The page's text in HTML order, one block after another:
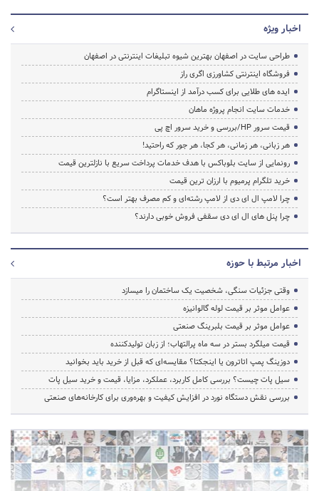
اخبار ویژه
طراحی سایت در اصفهان بهترین شیوه تبلیغات اینترنتی در اصفهان
فروشگاه اینترنتی کشاورزی اگری راز
ایده های طلایی برای کسب درآمد از اینستاگرام
خدمات سایت انجام پروژه ماهان
قیمت سرور HP/بررسی و خرید سرور اچ پی
هر زبانی، هر زمانی، هر کجا، هر جور که راحتید!
رونمایی از سایت بلوباکس با هدف خدمات پرداخت سریع با نازلترین قیمت
خرید تلگرام پرمیوم با ارزان ترین قیمت
چرا لامپ ال ای دی از لامپ رشته‌ای و کم مصرف بهتر است؟
چرا پنل های ال ای دی سقفی فروش خوبی دارند؟
اخبار مرتبط با حوزه
وقتی جزئیات سنگی، شخصیت یک ساختمان را میسازد
عوامل موثر بر قیمت لوله گالوانیزه
عوامل موثر بر قیمت بلبرینگ صنعتی
قیمت میلگرد بستر در سه ماه پرالتهاب؛ از زبان تولیدکننده
دوزینگ پمپ اتاترون یا اینجکتا؟ مقایسه‌ای که قبل از خرید باید بخوانید
سیل پات چیست؟ بررسی کامل کاربرد، عملکرد، مزایا، قیمت و خرید سیل پات
بررسی نقش دستگاه نورد در افزایش کیفیت و بهره‌وری برای کارخانه‌های صنعتی